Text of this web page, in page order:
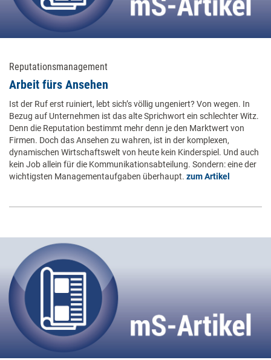
Reputationsmanagement
Arbeit fürs Ansehen
Ist der Ruf erst ruiniert, lebt sich’s völlig ungeniert? Von wegen. In
Bezug auf Unternehmen ist das alte Sprichwort ein schlechter Witz.
Denn die Reputation bestimmt mehr denn je den Marktwert von
Firmen. Doch das Ansehen zu wahren, ist in der komplexen,
dynamischen Wirtschaftswelt von heute kein Kinderspiel. Und auch
kein Job allein für die Kommunikationsabteilung. Sondern: eine der
wichtigsten Managementaufgaben überhaupt. zum Artikel